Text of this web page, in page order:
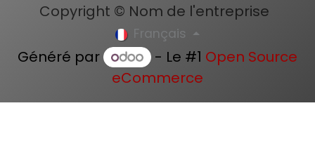
Copyright © Nom de l'entreprise
Français
Généré par - Le #1 Open Source
eCommerce